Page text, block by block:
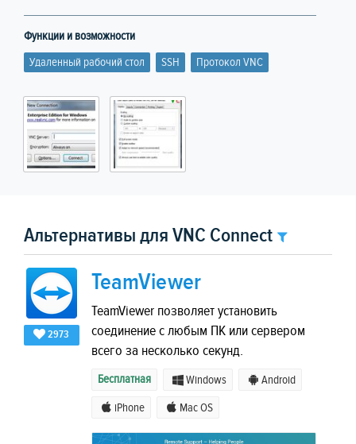
Функции и возможности
Удаленный рабочий стол
SSH Протокол VNC
Альтернативы для VNC Connect
2973
TeamViewer
TeamViewer позволяет установить
соединение с любым ПК или сервером
всего за несколько секунд.
Бесплатная Windows Android
iPhone Mac OS